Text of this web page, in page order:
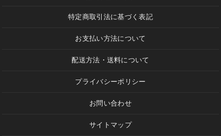
特定商取引法に基づく表記
お支払い方法について
配送方法・送料について
プライバシーポリシー
お問い合わせ
サイトマップ